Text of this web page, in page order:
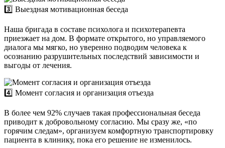
3️⃣ Выездная мотивационная беседа
Наша бригада в составе психолога и психотерапевта
приезжает на дом. В формате открытого, но управляемого
диалога мы мягко, но уверенно подводим человека к
осознанию разрушительных последствий зависимости и
выгоды от лечения.
4️⃣ Момент согласия и организация отъезда
В более чем 92% случаев такая профессиональная беседа
приводит к добровольному согласию. Мы сразу же, «по
горячим следам», организуем комфортную транспортировку
пациента в клинику, пока его решение не изменилось.